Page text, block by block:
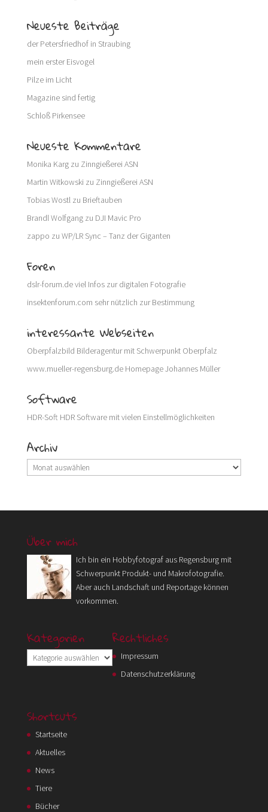
Neueste Beiträge
der Petersfriedhof in Straubing
mein erster Eisvogel
Pilze im Licht
Magazine sind fertig
Schloß Pirkensee
Neueste Kommentare
Monika Kargzu Zinngießerei ASN
Martin Witkowski zu Zinngießerei ASN
Tobias Wostlzu Brieftauben
Brandl Wolfgangzu DJI Mavic Pro
zappo zu WP/LR Sync – Tanz der Giganten
Foren
dslr-forum.deviel Infos zur digitalen Fotografie
insektenforum.com sehr nützlich zur Bestimmung
interessante Webseiten
Oberpfalzbild Bilderagentur mit Schwerpunkt Oberpfalz
www.mueller-regensburg.deHomepage Johannes Müller
Software
HDR-SoftHDR Software mit vielen Einstellmöglichkeiten
Archiv
Archiv
Über mich
Ich bin ein Hobbyfotograf aus Regensburg mit
Schwerpunkt Produkt- und Makrofotografie.
Aber auch Landschaft und Reportage können
vorkommen.
Kategorien
Kategorien
Rechtliches
Impressum
Datenschutzerklärung
Shortcuts
Startseite
Aktuelles
News
Tiere
Bücher